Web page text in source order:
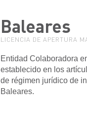
Baleares
LICENCIA DE APERTURA
Entidad Colaboradora
establecido en los
de régimen jurídico de
Baleares.